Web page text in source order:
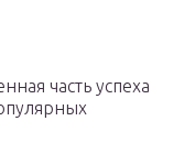
часть успеха